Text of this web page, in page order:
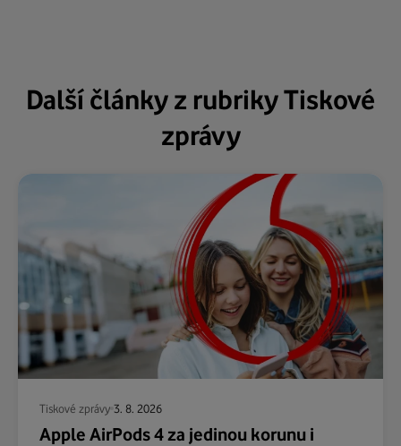
Další články z rubriky Tiskové
zprávy
Tiskové zprávy 3. 8. 2026
Apple AirPods 4 za jedinou korunu i